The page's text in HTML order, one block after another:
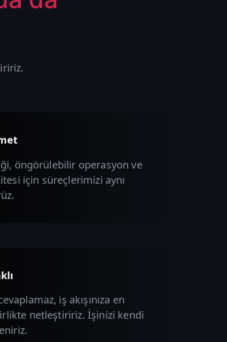
öngörülebilir operasyon ve
için süreçlerimizi aynı
iş akışınıza en
netleştiririz. İşinizi kendi